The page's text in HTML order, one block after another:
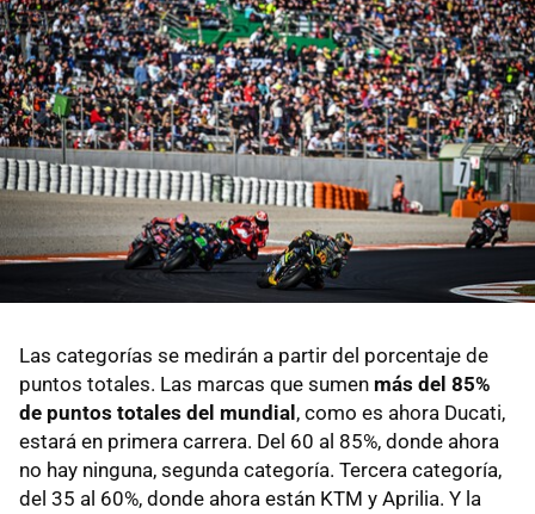
Las categorías se medirán a partir del porcentaje de
puntos totales. Las marcas que sumen más del 85%
de puntos totales del mundial , como es ahora Ducati,
estará en primera carrera. Del 60 al 85%, donde ahora
no hay ninguna, segunda categoría. Tercera categoría,
del 35 al 60%, donde ahora están KTM y Aprilia. Y la